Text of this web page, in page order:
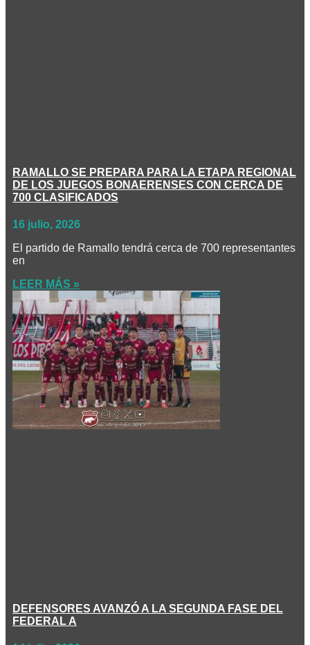
RAMALLO SE PREPARA PARA LA ETAPA REGIONAL
DE LOS JUEGOS BONAERENSES CON CERCA DE
700 CLASIFICADOS
16 julio, 2026
El partido de Ramallo tendrá cerca de 700 representantes
en
LEER MÁS »
DEFENSORES AVANZÓ A LA SEGUNDA FASE DEL
FEDERAL A